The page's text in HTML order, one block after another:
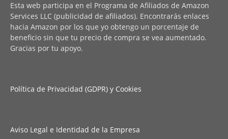
Esta web participa en el Programa de Afiliados de Amazon
Services LLC (publicidad de afiliados). Encontrarás enlaces
hacia Amazon por los que yo obtengo un porcentaje de
beneficio sin que tu precio de compra se vea aumentado.
Gracias por tu apoyo.
Política de Privacidad (GDPR) y Cookies
Aviso Legal e Identidad de la Empresa